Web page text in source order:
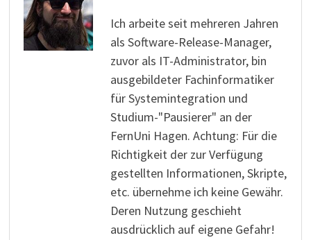
Ich arbeite seit mehreren Jahren
als Software-Release-Manager,
zuvor als IT-Administrator, bin
ausgebildeter Fachinformatiker
für Systemintegration und
Studium-"Pausierer" an der
FernUni Hagen. Achtung: Für die
Richtigkeit der zur Verfügung
gestellten Informationen, Skripte,
etc. übernehme ich keine Gewähr.
Deren Nutzung geschieht
ausdrücklich auf eigene Gefahr!